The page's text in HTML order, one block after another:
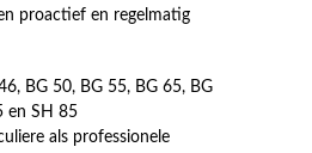
proactief en regelmatig
BG 50, BG 55, BG 65, BG
en SH 85
als professionele